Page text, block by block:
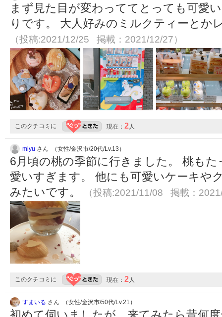
まず見た目が変わっててとっても可愛
りです。 大人好みのミルクティーとか
（投稿:2021/12/25 掲載：2021/12/27）
このクチコミに 現在： 2人
miyu さん （女性/金沢市/20代/Lv.13）
6月頃の桃の季節に行きました。 桃も
愛いすぎます。 他にも可愛いケーキや
みたいです。
（投稿:2021/11/08 掲載：
このクチコミに 現在： 2人
すまいる さん （女性/金沢市/50代/Lv.21）